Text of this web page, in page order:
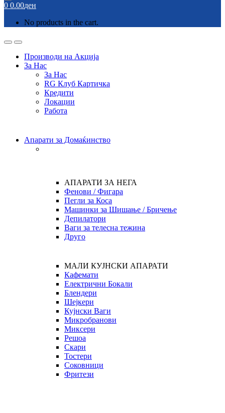
0 0.00ден
No products in the cart.
OpenClose
Производи на Акција
За Нас
За Нас
RG Клуб Картичка
Кредити
Локации
Работа
Апарати за Домаќинство
АПАРАТИ ЗА НЕГА
Фенови / Фигара
Пегли за Коса
Машинки за Шишање / Бричење
Депилатори
Ваги за телесна тежина
Друго
МАЛИ КУЈНСКИ АПАРАТИ
Кафемати
Електрични Бокали
Блендери
Шејкери
Кујнски Ваги
Микробранови
Миксери
Решоа
Скари
Тостери
Соковници
Фритези